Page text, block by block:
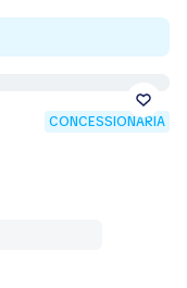
CONCESSIONÁRIA